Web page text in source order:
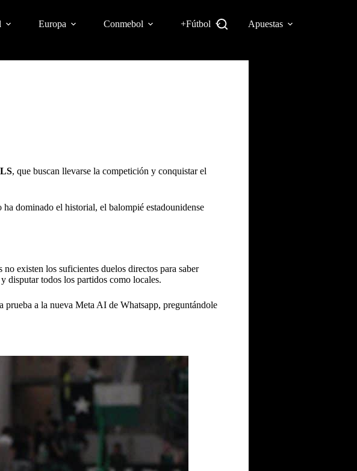
Europa Conmebol +Fútbol Apuestas
, que buscan llevarse la competición y conquistar el
dominado el historial, el balompié estadounidense
existen los suficientes duelos directos para saber
disputar todos los partidos como locales.
prueba a la nueva Meta AI de Whatsapp, preguntándole